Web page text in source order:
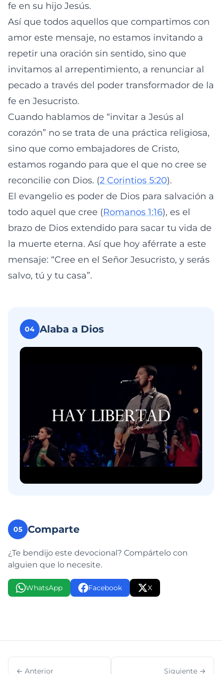
fe en su hijo Jesús.
Así que todos aquellos que compartimos con
amor este mensaje, no estamos invitando a
repetir una oración sin sentido, sino que
invitamos al arrepentimiento, a renunciar al
pecado a través del poder transformador de la
fe en Jesucristo.
Cuando hablamos de “invitar a Jesús al
corazón” no se trata de una práctica religiosa,
sino que como embajadores de Cristo,
estamos rogando para que el que no cree se
reconcilie con Dios. (2 Corintios 5:20).
El evangelio es poder de Dios para salvación a
todo aquel que cree (Romanos 1:16), es el
brazo de Dios extendido para sacar tu vida de
la muerte eterna. Así que hoy aférrate a este
mensaje: “Cree en el Señor Jesucristo, y serás
salvo, tú y tu casa”.
04 Alaba a Dios
05 Comparte
¿Te bendijo este devocional? Compártelo con
alguien que lo necesite.
WhatsApp Facebook X
← Anterior Siguiente →